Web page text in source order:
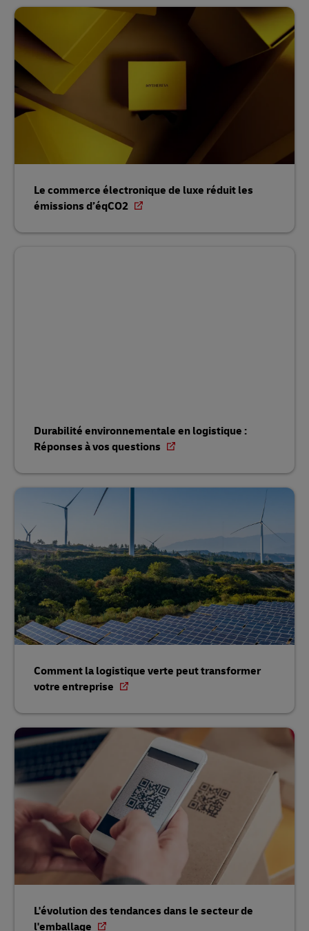
Le commerce électronique de luxe réduit les
émissions d’éqCO2
Durabilité environnementale en logistique :
Réponses à vos questions
Comment la logistique verte peut transformer
votre entreprise
L'évolution des tendances dans le secteur de
l'emballage